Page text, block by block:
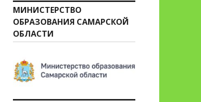
МИНИСТЕРСТВО
ОБРАЗОВАНИЯ САМАРСКОЙ
ОБЛАСТИ